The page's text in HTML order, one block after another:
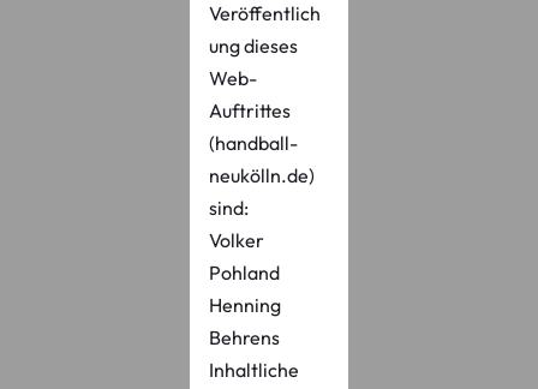
Veröffentlich
ung dieses
Web-
Auftrittes
(handball-
neukölln.de)
sind:
Volker
Pohland
Henning
Behrens
Inhaltliche